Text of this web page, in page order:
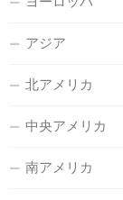
アジア
北アメリカ
中央アメリカ
南アメリカ